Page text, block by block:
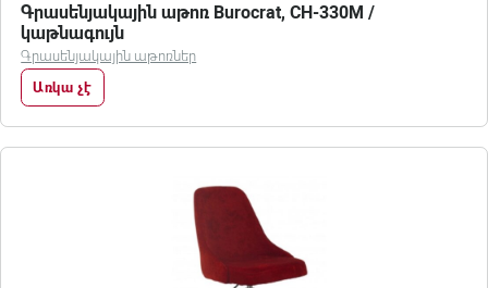
Գրասենյակային աթոռ Burocrat, CH-330M /
կաթնագույն
Գրասենյակային աթոռներ
Առկա չէ